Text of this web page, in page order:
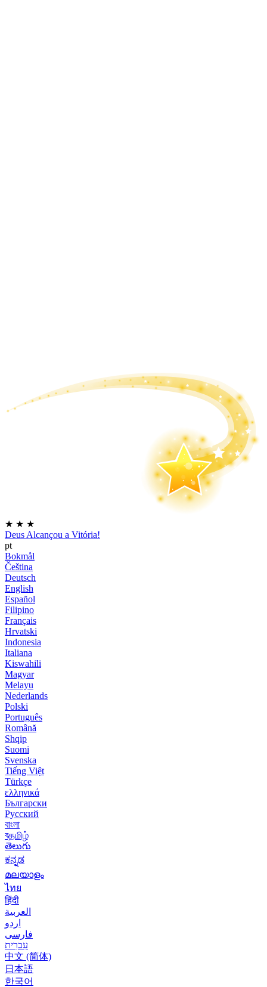
★ ★ ★
Deus Alcançou a Vitória!
pt
Bokmål
Čeština
Deutsch
English
Español
Filipino
Français
Hrvatski
Indonesia
Italiana
Kiswahili
Magyar
Melayu
Nederlands
Polski
Português
Română
Shqip
Suomi
Svenska
Tiếng Việt
Türkçe
ελληνικά
Български
Русский
বাংলা
বதமிழ்
తెలుగు
ಕನ್ನಡ
മലയാളം
ไทย
हिंदी
العربية
اردو
فارسی
עִברִית
中文 (简体)
日本語
한국어